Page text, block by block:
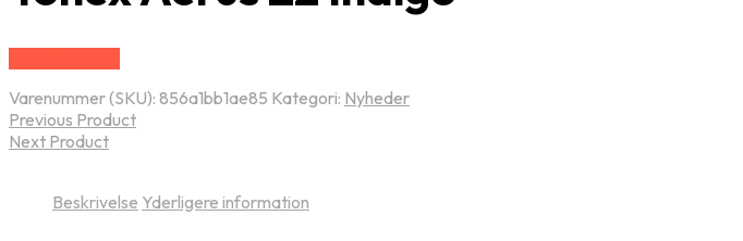
Varenummer (SKU): 856a1bb1ae85 Kategori: Nyheder
Previous Product
Next Product
Beskrivelse Yderligere information